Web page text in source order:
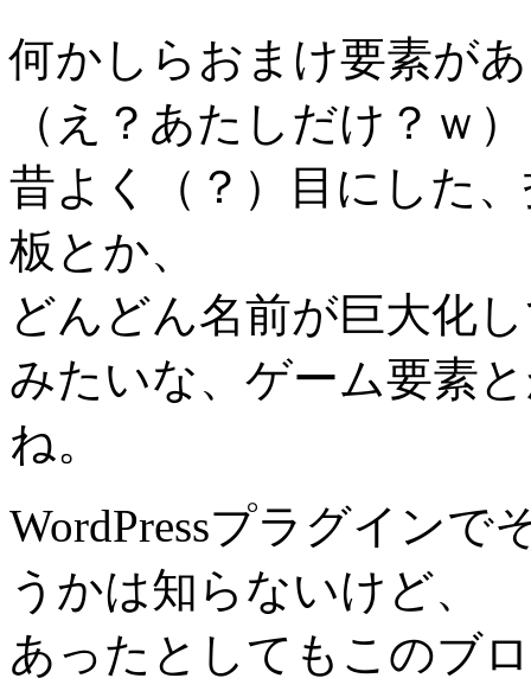
何かしらおまけ要素が
（え？あたしだけ？ｗ）
昔よく（？）目にした
板とか、
どんどん名前が巨大化
みたいな、ゲーム要素
ね。
WordPressプラグイン
うかは知らないけど、
あったとしてもこのブ